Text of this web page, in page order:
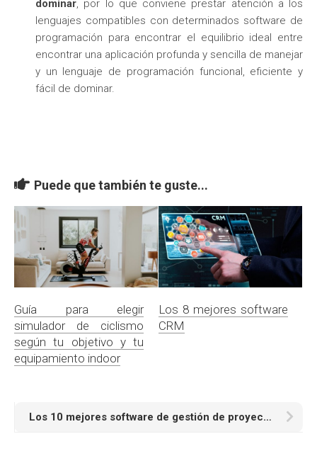
dominar, por lo que conviene prestar atención a los
lenguajes compatibles con determinados software de
programación para encontrar el equilibrio ideal entre
encontrar una aplicación profunda y sencilla de manejar
y un lenguaje de programación funcional, eficiente y
fácil de dominar.
Puede que también te guste...
Guía para elegir
simulador de ciclismo
según tu objetivo y tu
equipamiento indoor
Los 8 mejores software
CRM
Los 10 mejores software de gestión de proyectos